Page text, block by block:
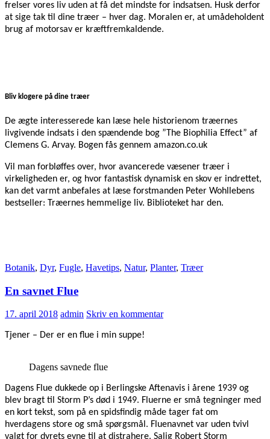
frelser vores liv uden at få det mindste for indsatsen. Husk derfor
at sige tak til dine træer – hver dag. Moralen er, at umådeholdent
brug af motorsav er kræftfremkaldende.
Bliv klogere på dine træer
De ægte interesserede kan læse hele historienom træernes
livgivende indsats i den spændende bog ”The Biophilia Effect” af
Clemens G. Arvay. Bogen fås gennem amazon.co.uk
Vil man forbløffes over, hvor avancerede væsener træer i
virkeligheden er, og hvor fantastisk dynamisk en skov er indrettet,
kan det varmt anbefales at læse forstmanden Peter Wohllebens
bestseller: Træernes hemmelige liv. Biblioteket har den.
Botanik, Dyr, Fugle, Havetips, Natur, Planter, Træer
En savnet Flue
17. april 2018 admin Skriv en kommentar
Tjener – Der er en flue i min suppe!
Dagens savnede flue
Dagens Flue dukkede op i Berlingske Aftenavis i årene 1939 og
blev bragt til Storm P’s død i 1949. Fluerne er små tegninger med
en kort tekst, som på en spidsfindig måde tager fat om
hverdagens store og små spørgsmål. Fluenavnet var uden tvivl
valgt for dyrets evne til at distrahere. Salig Robert Storm